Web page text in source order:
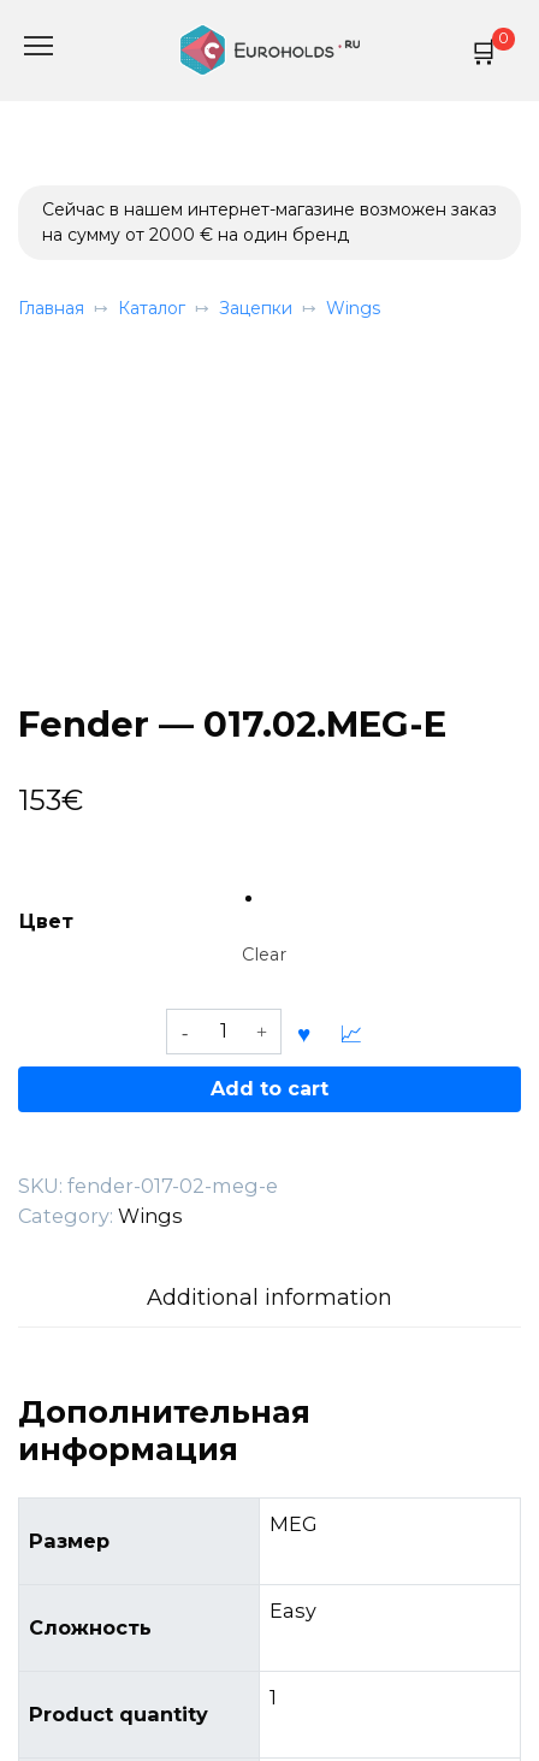
0
Сейчас в нашем интернет-магазине возможен заказ
на сумму от 2000 € на один бренд
Главная Каталог Зацепки Wings
Fender — 017.02.MEG-E
153€
Цвет
Clear
Fender
—
017.02.MEG-
E
Add to cart
SKU: fender-017-02-meg-e
Category: Wings
Additional information
Дополнительная
информация
Размер
MEG
Сложность
Easy
Product quantity
1